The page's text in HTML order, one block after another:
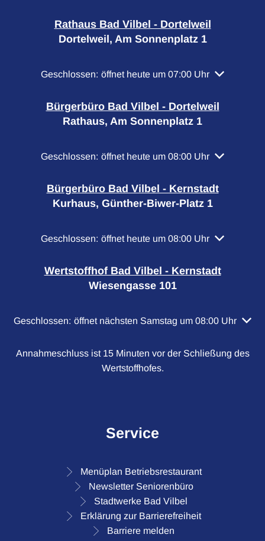
Rathaus Bad Vilbel - Dortelweil
Dortelweil, Am Sonnenplatz 1
Klicken, um weitere Öffnungs- oder Schließzeiten
Geschlossen: öffnet heute um 07:00 Uhr
Bürgerbüro Bad Vilbel - Dortelweil
Rathaus, Am Sonnenplatz 1
Klicken, um weitere Öffnungs- oder Schließzeiten
Geschlossen: öffnet heute um 08:00 Uhr
Bürgerbüro Bad Vilbel - Kernstadt
Kurhaus, Günther-Biwer-Platz 1
Klicken, um weitere Öffnungs- oder Schließzeiten
Geschlossen: öffnet heute um 08:00 Uhr
Wertstoffhof Bad Vilbel - Kernstadt
Wiesengasse 101
Klicken, um weitere Öffnungs- oder Schließzeiten
Geschlossen: öffnet nächsten Samstag um 08:00 Uhr
Annahmeschluss ist 15 Minuten vor der Schließung des
Wertstoffhofes.
Service
Menüplan Betriebsrestaurant
Newsletter Seniorenbüro
Stadtwerke Bad Vilbel
Erklärung zur Barrierefreiheit
Barriere melden